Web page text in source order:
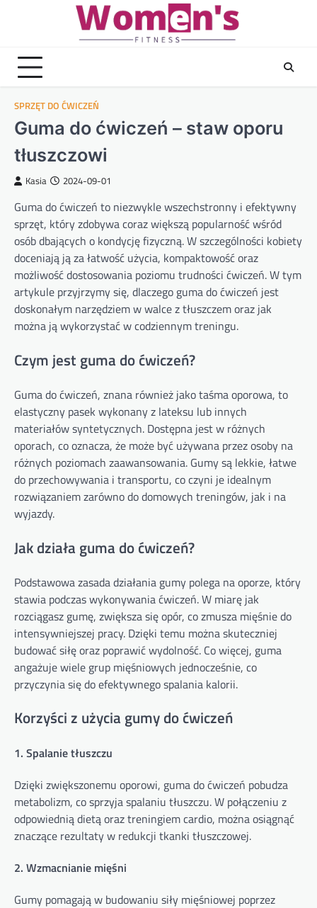
SPRZĘT DO ĆWICZEŃ
Guma do ćwiczeń – staw oporu
tłuszczowi
Kasia 2024-09-01
Guma do ćwiczeń to niezwykle wszechstronny i efektywny
sprzęt, który zdobywa coraz większą popularność wśród
osób dbających o kondycję fizyczną. W szczególności kobiety
doceniają ją za łatwość użycia, kompaktowość oraz
możliwość dostosowania poziomu trudności ćwiczeń. W tym
artykule przyjrzymy się, dlaczego guma do ćwiczeń jest
doskonałym narzędziem w walce z tłuszczem oraz jak
można ją wykorzystać w codziennym treningu.
Czym jest guma do ćwiczeń?
Guma do ćwiczeń, znana również jako taśma oporowa, to
elastyczny pasek wykonany z lateksu lub innych
materiałów syntetycznych. Dostępna jest w różnych
oporach, co oznacza, że może być używana przez osoby na
różnych poziomach zaawansowania. Gumy są lekkie, łatwe
do przechowywania i transportu, co czyni je idealnym
rozwiązaniem zarówno do domowych treningów, jak i na
wyjazdy.
Jak działa guma do ćwiczeń?
Podstawowa zasada działania gumy polega na oporze, który
stawia podczas wykonywania ćwiczeń. W miarę jak
rozciągasz gumę, zwiększa się opór, co zmusza mięśnie do
intensywniejszej pracy. Dzięki temu można skuteczniej
budować siłę oraz poprawić wydolność. Co więcej, guma
angażuje wiele grup mięśniowych jednocześnie, co
przyczynia się do efektywnego spalania kalorii.
Korzyści z użycia gumy do ćwiczeń
1. Spalanie tłuszczu
Dzięki zwiększonemu oporowi, guma do ćwiczeń pobudza
metabolizm, co sprzyja spalaniu tłuszczu. W połączeniu z
odpowiednią dietą oraz treningiem cardio, można osiągnąć
znaczące rezultaty w redukcji tkanki tłuszczowej.
2. Wzmacnianie mięśni
Gumy pomagają w budowaniu siły mięśniowej poprzez